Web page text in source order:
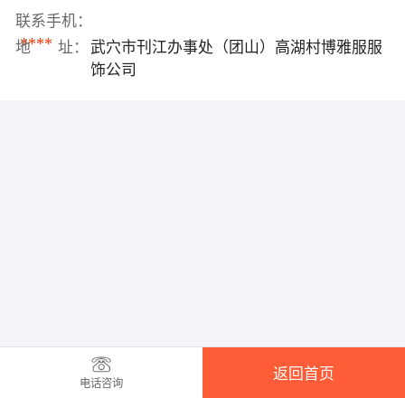
联系手机：
****
地 址：
武穴市刊江办事处（团山）高湖村博雅服服
饰公司
电话咨询
返回首页